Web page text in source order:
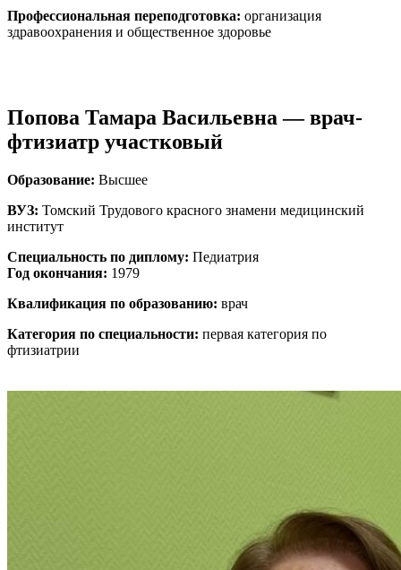
Профессиональная переподготовка: организация
здравоохранения и общественное здоровье
Попова Тамара Васильевна — врач-
фтизиатр участковый
Образование: Высшее
ВУЗ: Томский Трудового красного знамени медицинский
институт
Специальность по диплому: Педиатрия
Год окончания: 1979
Квалификация по образованию: врач
Категория по специальности: первая категория по
фтизиатрии